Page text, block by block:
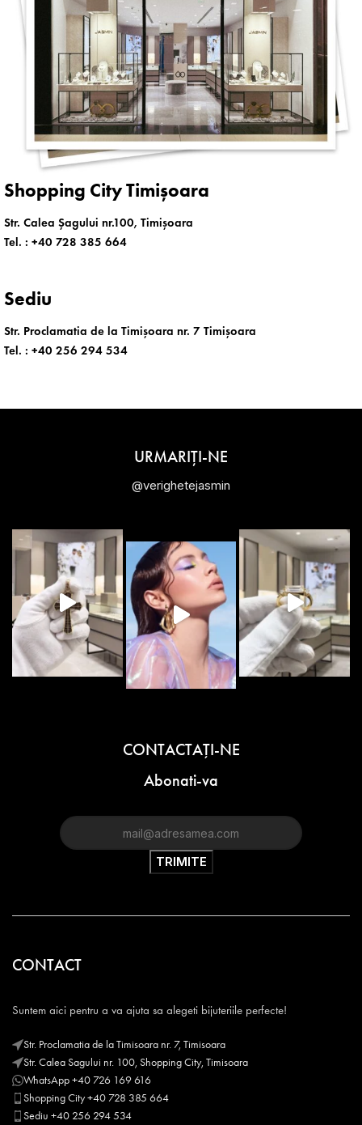
Shopping City Timișoara
Str. Calea Șagului nr.100, Timișoara
Tel. : +40 728 385 664
Sediu
Str. Proclamatia de la Timișoara nr. 7 Timișoara
Tel. : +40 256 294 534
URMARIȚI-NE
@verighetejasmin
CONTACTAŢI-NE
Abonati-va
CONTACT
Suntem aici pentru a va ajuta sa alegeti bijuteriile perfecte!
Str. Proclamatia de la Timisoara nr. 7, Timisoara
Str. Calea Sagului nr. 100, Shopping City, Timisoara
WhatsApp +40 726 169 616
Shopping City +40 728 385 664
Sediu +40 256 294 534